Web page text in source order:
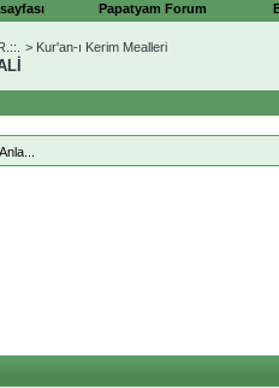
Papatyam Forum
> Kur'an-ı Kerim Mealleri